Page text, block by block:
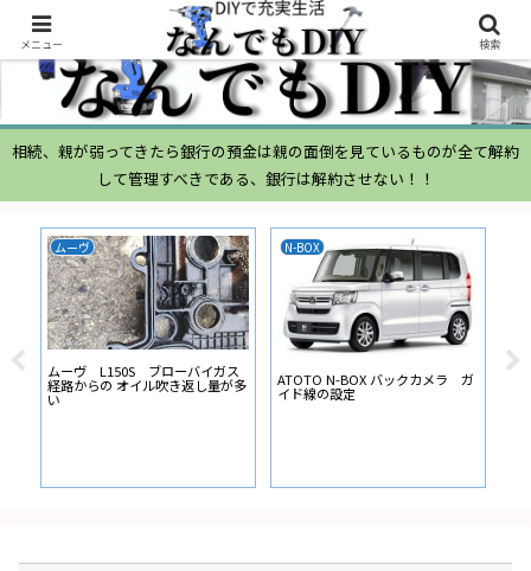
相続、親が弱ってきたら銀行の預金は親の面倒を見ているものが全て解約
して管理すべきである、銀行は解約させない！！
ムーヴ
ムーヴ L150S ブローバイガス
経路からの オイル吹き返し量が多
い
N-BOX
ATOTO N-BOX バックカメラ ガ
イド線の設定
メニュー 検索